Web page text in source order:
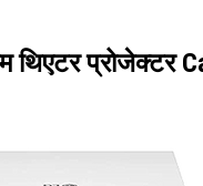
थिएटर प्रोजेक्टर